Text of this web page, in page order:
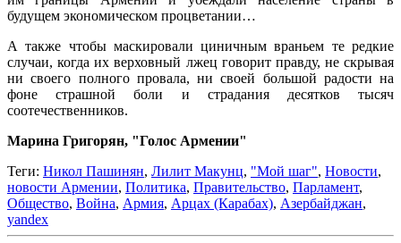
будущем экономическом процветании…
А также чтобы маскировали циничным враньем те редкие
случаи, когда их верховный лжец говорит правду, не скрывая
ни своего полного провала, ни своей большой радости на
фоне страшной боли и страдания десятков тысяч
соотечественников.
Марина Григорян, "Голос Армении"
Теги: Никол Пашинян, Лилит Макунц, "Мой шаг", Новости,
новости Армении, Политика, Правительство, Парламент,
Общество, Война, Армия, Арцах (Карабах), Азербайджан,
yandex